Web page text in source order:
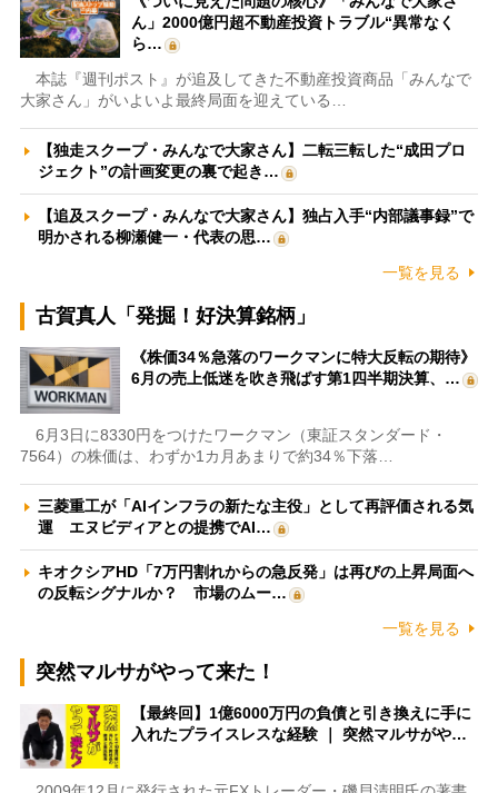
ん」2000億円超不動産投資トラブル“異常なく
ら…
本誌『週刊ポスト』が追及してきた不動産投資商品「みんなで
大家さん」がいよいよ最終局面を迎えている…
【独走スクープ・みんなで大家さん】二転三転した“成田プロ
ジェクト”の計画変更の裏で起き…
【追及スクープ・みんなで大家さん】独占入手“内部議事録”で
明かされる柳瀬健一・代表の思…
一覧を見る
古賀真人「発掘！好決算銘柄」
《株価34％急落のワークマンに特大反転の期待》
6月の売上低迷を吹き飛ばす第1四半期決算、…
6月3日に8330円をつけたワークマン（東証スタンダード・
7564）の株価は、わずか1カ月あまりで約34％下落…
三菱重工が「AIインフラの新たな主役」として再評価される気
運 エヌビディアとの提携でAI…
キオクシアHD「7万円割れからの急反発」は再びの上昇局面へ
の反転シグナルか？ 市場のムー…
一覧を見る
突然マルサがやって来た！
【最終回】1億6000万円の負債と引き換えに手に
入れたプライスレスな経験 ｜ 突然マルサがや…